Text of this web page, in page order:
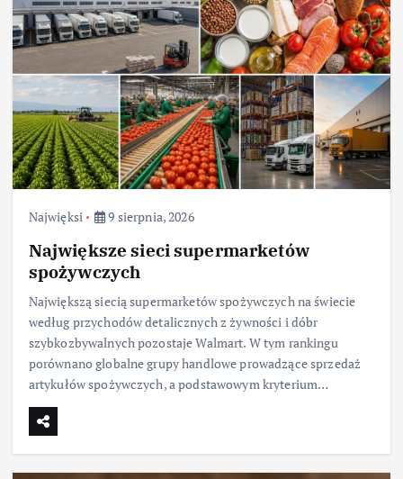
Najwięksi 9 sierpnia, 2026
Największe sieci supermarketów
spożywczych
Największą siecią supermarketów spożywczych na świecie
według przychodów detalicznych z żywności i dóbr
szybkozbywalnych pozostaje Walmart. W tym rankingu
porównano globalne grupy handlowe prowadzące sprzedaż
artykułów spożywczych, a podstawowym kryterium…